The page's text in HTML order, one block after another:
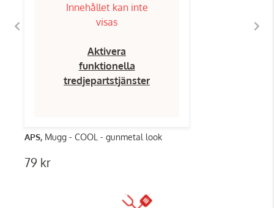
Innehållet kan inte
visas
Aktivera
funktionella
tredjepartstjänster
APS, Mugg - COOL - gunmetal look
79 kr